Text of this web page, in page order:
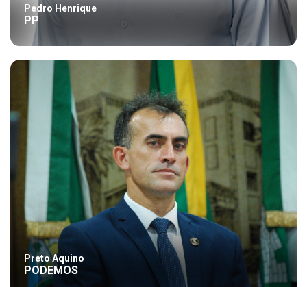
Pedro Henrique
PP
Preto Aquino
PODEMOS